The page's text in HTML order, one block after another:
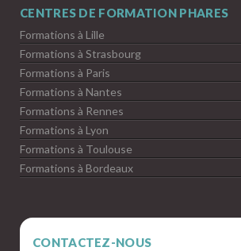
CENTRES DE FORMATION PHARES
Formations à Lille
Formations à Strasbourg
Formations à Paris
Formations à Nantes
Formations à Rennes
Formations à Lyon
Formations à Toulouse
Formations à Bordeaux
CONTACTEZ-NOUS